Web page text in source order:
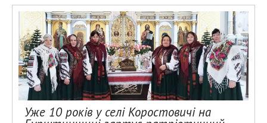
Уже 10 років у селі Коростовичі на